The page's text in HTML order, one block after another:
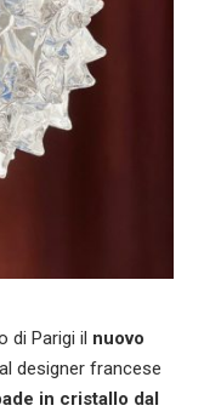
di Parigi il nuovo
designer francese
in cristallo dal